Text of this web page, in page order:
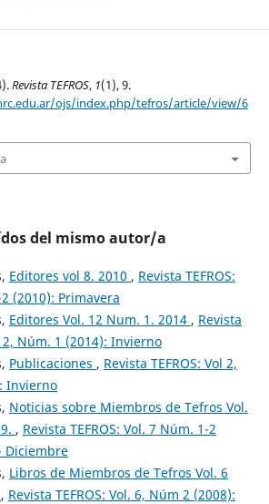
Revista TEFROS, 1(1), 9.
ojs/index.php/tefros/article/view/6
del mismo autor/a
Editores vol 8. 2010 , Revista TEFROS:
(2010): Primavera
Editores Vol. 12 Num. 1. 2014 , Revista
Núm. 1 (2014): Invierno
Publicaciones , Revista TEFROS: Vol 2,
Invierno
Noticias sobre Miembros de Tefros Vol.
, Revista TEFROS: Vol. 7 Núm. 1-2
Diciembre
Libros de Miembros de Tefros Vol. 6
, Revista TEFROS: Vol. 6, Núm 2 (2008):